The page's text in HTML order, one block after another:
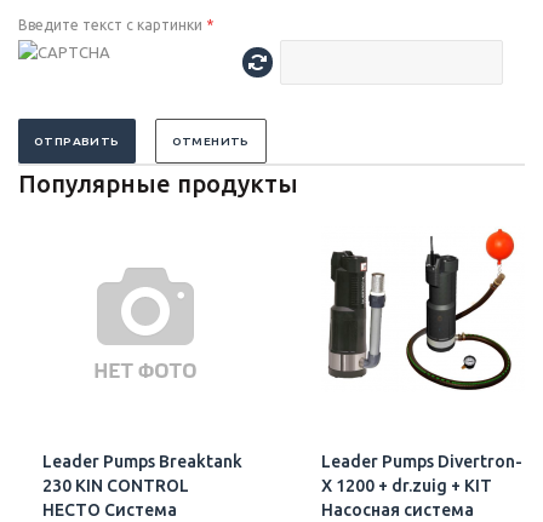
Введите текст с картинки *
ОТПРАВИТЬ ОТМЕНИТЬ
Популярные продукты
Leader Pumps Breaktank
230 KIN CONTROL
HECTO Система
Leader Pumps Divertron-
X 1200 + dr.zuig + KIT
Насосная система